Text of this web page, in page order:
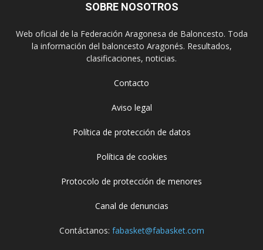
SOBRE NOSOTROS
Web oficial de la Federación Aragonesa de Baloncesto. Toda
la información del baloncesto Aragonés. Resultados,
clasificaciones, noticias.
Contacto
Aviso legal
Política de protección de datos
Política de cookies
Protocolo de protección de menores
Canal de denuncias
Contáctanos: fabasket@fabasket.com